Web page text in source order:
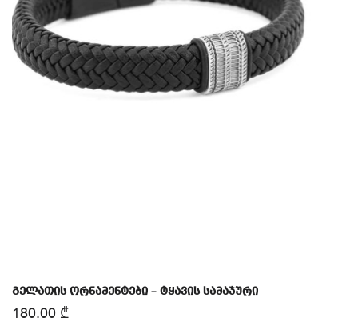
გელათის ორნამენტები – ტყავის სამაჯური
180.00 ₾